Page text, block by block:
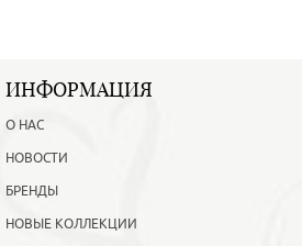
ИНФОРМАЦИЯ
О НАС
НОВОСТИ
БРЕНДЫ
НОВЫЕ КОЛЛЕКЦИИ